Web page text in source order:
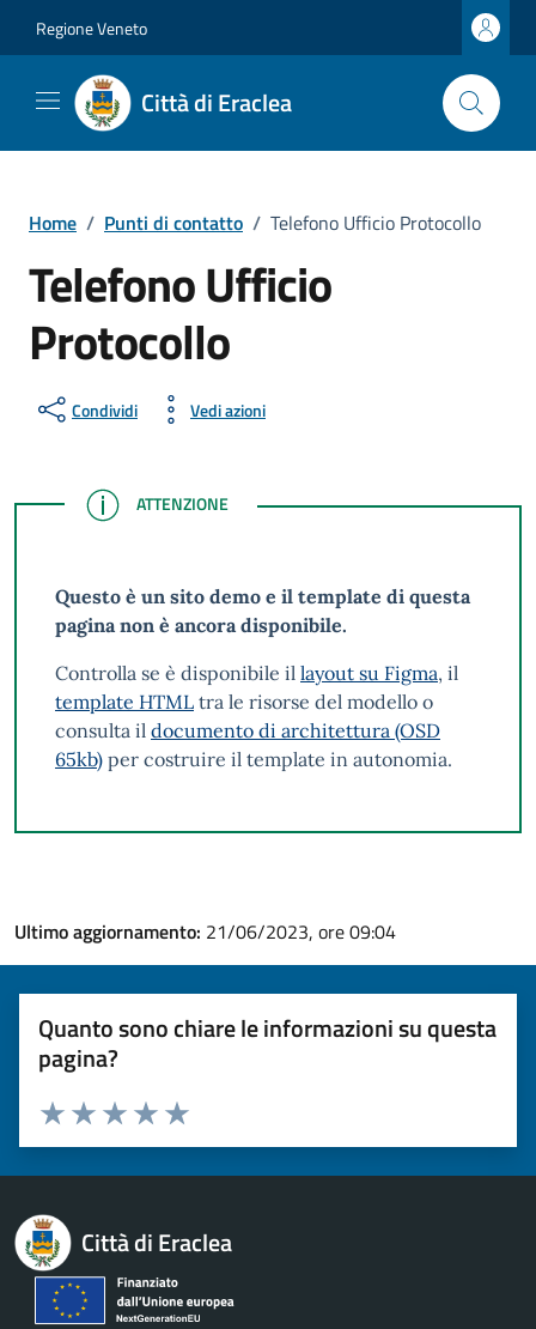
Regione Veneto
Città di Eraclea
Home / Punti di contatto / Telefono Ufficio Protocollo
Telefono Ufficio
Protocollo
Condividi Vedi azioni
ATTENZIONE
ATTENZIONE
Questo è un sito demo e il template di questa
pagina non è ancora disponibile.
Controlla se è disponibile il layout su Figma, il
template HTML tra le risorse del modello o
consulta il documento di architettura (OSD
65kb) per costruire il template in autonomia.
Ultimo aggiornamento: 21/06/2023, ore 09:04
Quanto sono chiare le informazioni su questa
pagina?
Valuta 5 stelle su 5
Valuta 4 stelle su 5
Valuta 3 stelle su 5
Valuta 2 stelle su 5
Valuta 1 stelle su 5
Città di Eraclea